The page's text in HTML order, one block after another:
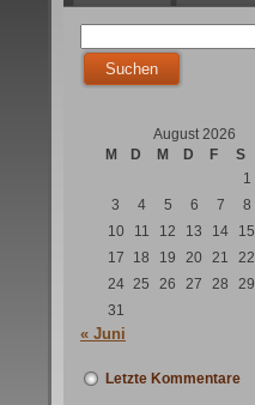
August 2026
M
D M D F S
1
3
4 5 6 7 8
10
11 12 13 14 15
17
18 19 20 21 22
24 25 26 27 28 29
31
« Juni
Letzte Kommentare